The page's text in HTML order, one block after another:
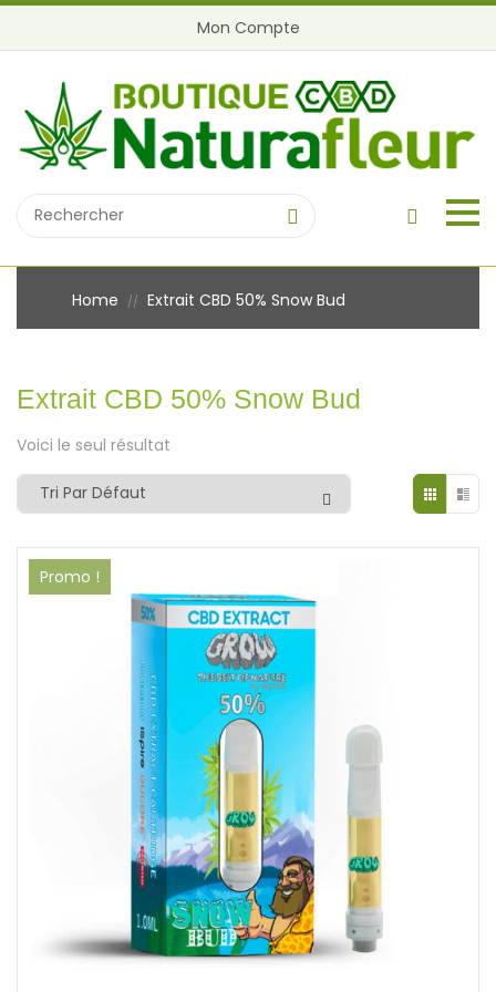
Mon Compte
Home // Extrait CBD 50% Snow Bud
Extrait CBD 50% Snow Bud
Voici le seul résultat
Promo !